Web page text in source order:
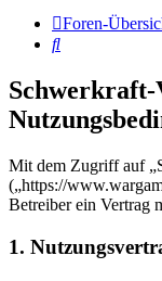
Foren-
Suche
Schwerkraft-
Mit dem Zugriff auf
(„https://
Betreiber ein Vertrag
1.